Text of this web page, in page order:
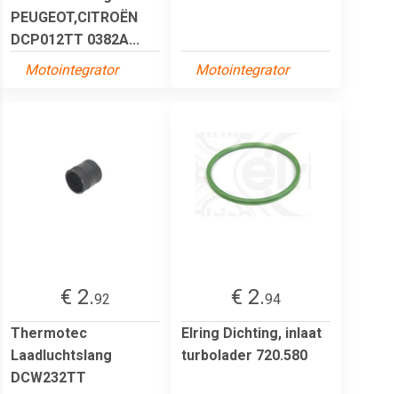
PEUGEOT,CITROËN
DCP012TT 0382A...
Motointegrator
Motointegrator
€ 2.92
Thermotec
Laadluchtslang
DCW232TT
€ 2.94
Elring Dichting, inlaat
turbolader 720.580